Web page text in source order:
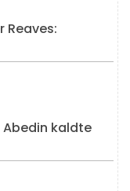
Reaves:
kaldte